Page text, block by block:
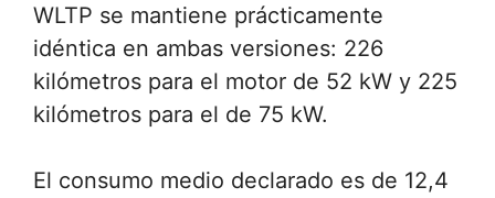
WLTP se mantiene prácticamente
idéntica en ambas versiones: 226
kilómetros para el motor de 52 kW y 225
kilómetros para el de 75 kW.
El consumo medio declarado es de 12,4